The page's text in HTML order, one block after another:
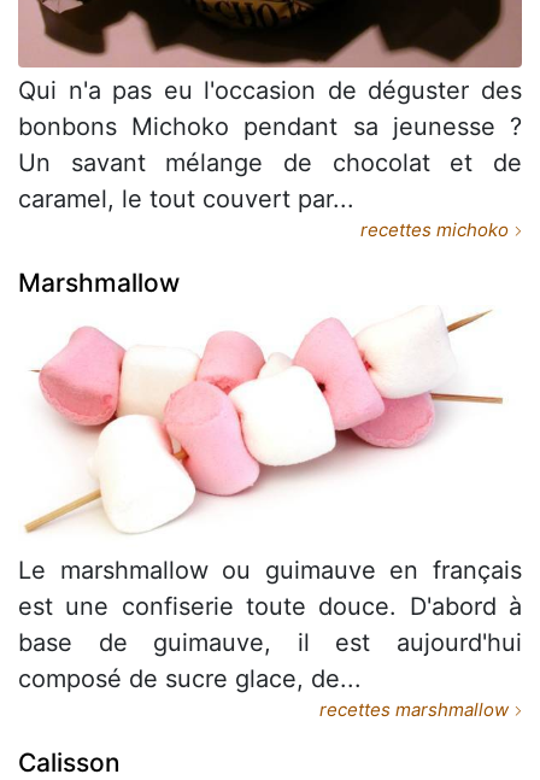
Qui n'a pas eu l'occasion de déguster des
bonbons Michoko pendant sa jeunesse ?
Un savant mélange de chocolat et de
caramel, le tout couvert par...
recettes michoko
Marshmallow
Le marshmallow ou guimauve en français
est une confiserie toute douce. D'abord à
base de guimauve, il est aujourd'hui
composé de sucre glace, de...
recettes marshmallow
Calisson